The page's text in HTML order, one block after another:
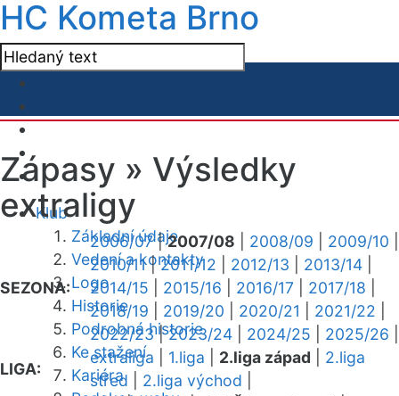
HC Kometa Brno
Klub
Základní údaje
Vedení a kontakty
Logo
Historie
Podrobná historie
Ke stažení
Kariéra
Zápasy » Výsledky
extraligy
SEZONA:
2006/07|2007/08 2008/09 2009/10
2010/11|2011/12 2012/13 2013/14
2014/15
2015/16 2016/17 2017/18
2018/19
2019/20 2020/21 2021/22
2022/23|2023/24 2024/25 2025/26
LIGA:
extraliga 1.liga 2.liga západ
2.liga
střed
2.liga východ